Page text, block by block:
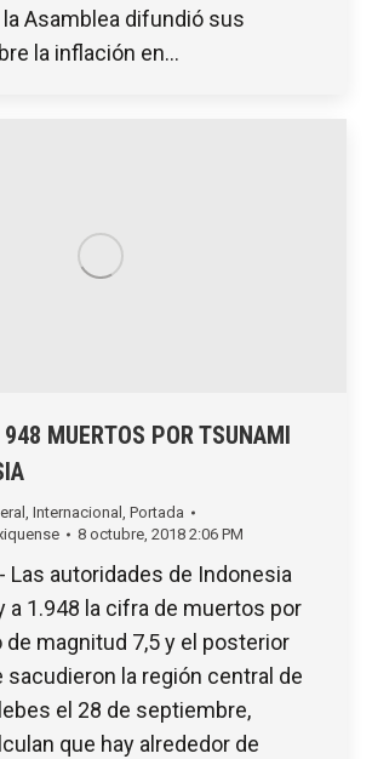
Asamblea difundió sus
la inflación en…
MUERTOS POR TSUNAMI
, Internacional , Portada
8 octubre, 2018 2:06 PM
Las autoridades de Indonesia
a 1.948 la cifra de muertos por
magnitud 7,5 y el posterior
sacudieron la región central de
el 28 de septiembre,
que hay alrededor de